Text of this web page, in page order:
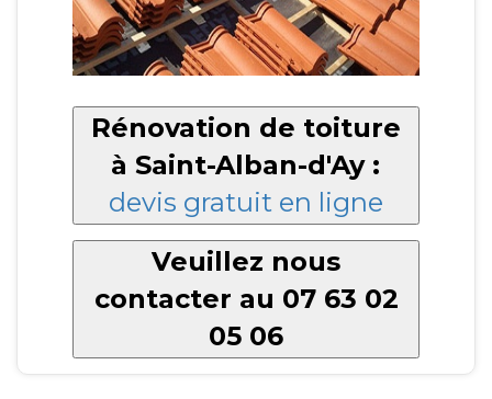
Rénovation de toiture
à Saint-Alban-d'Ay :
devis gratuit en ligne
Veuillez nous
contacter au 07 63 02
05 06